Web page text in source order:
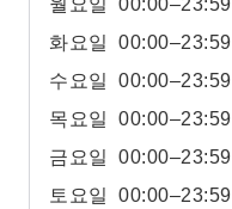
월요일
00:00–23:59
화요일
00:00–23:59
수요일
00:00–23:59
목요일
00:00–23:59
금요일
00:00–23:59
토요일
00:00–23:59